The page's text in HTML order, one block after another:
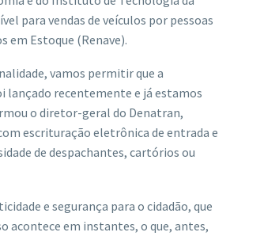
para vendas de veículos por pessoas
em Estoque (Renave).
vamos permitir que a
lançado recentemente e já estamos
o diretor-geral do Denatran,
escrituração eletrônica de entrada e
de despachantes, cartórios ou
e segurança para o cidadão, que
acontece em instantes, o que, antes,